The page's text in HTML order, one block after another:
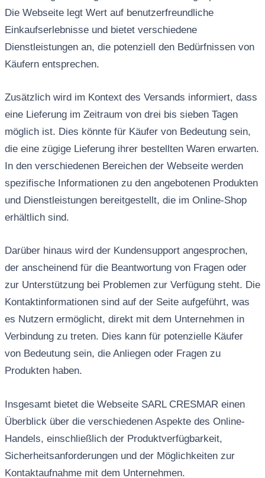
Die Webseite legt Wert auf benutzerfreundliche
Einkaufserlebnisse und bietet verschiedene
Dienstleistungen an, die potenziell den Bedürfnissen von
Käufern entsprechen.
Zusätzlich wird im Kontext des Versands informiert, dass
eine Lieferung im Zeitraum von drei bis sieben Tagen
möglich ist. Dies könnte für Käufer von Bedeutung sein,
die eine zügige Lieferung ihrer bestellten Waren erwarten.
In den verschiedenen Bereichen der Webseite werden
spezifische Informationen zu den angebotenen Produkten
und Dienstleistungen bereitgestellt, die im Online-Shop
erhältlich sind.
Darüber hinaus wird der Kundensupport angesprochen,
der anscheinend für die Beantwortung von Fragen oder
zur Unterstützung bei Problemen zur Verfügung steht. Die
Kontaktinformationen sind auf der Seite aufgeführt, was
es Nutzern ermöglicht, direkt mit dem Unternehmen in
Verbindung zu treten. Dies kann für potenzielle Käufer
von Bedeutung sein, die Anliegen oder Fragen zu
Produkten haben.
Insgesamt bietet die Webseite SARL CRESMAR einen
Überblick über die verschiedenen Aspekte des Online-
Handels, einschließlich der Produktverfügbarkeit,
Sicherheitsanforderungen und der Möglichkeiten zur
Kontaktaufnahme mit dem Unternehmen.